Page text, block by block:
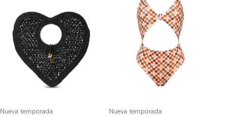
Nueva temporada Nueva temporada